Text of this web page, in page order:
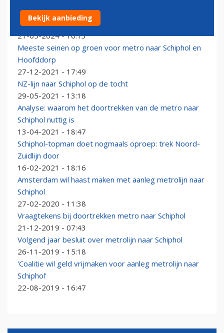
Maatschappelijke coalitie: pak door met uitbreiding
Noord-Zuidlijn naar Schiphol
21-05-2024 - 10:13
Meeste seinen op groen voor metro naar Schiphol en
Hoofddorp
27-12-2021 - 17:49
NZ-lijn naar Schiphol op de tocht
29-05-2021 - 13:18
Analyse: waarom het doortrekken van de metro naar
Schiphol nuttig is
13-04-2021 - 18:47
Schiphol-topman doet nogmaals oproep: trek Noord-
Zuidlijn door
16-02-2021 - 18:16
Amsterdam wil haast maken met aanleg metrolijn naar
Schiphol
27-02-2020 - 11:38
Vraagtekens bij doortrekken metro naar Schiphol
21-12-2019 - 07:43
Volgend jaar besluit over metrolijn naar Schiphol
26-11-2019 - 15:18
'Coalitie wil geld vrijmaken voor aanleg metrolijn naar
Schiphol'
22-08-2019 - 16:47
Bekijk aanbieding